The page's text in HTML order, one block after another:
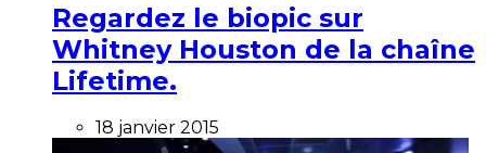
Regardez le biopic sur
Whitney Houston de la chaîne
Lifetime.
18 janvier 2015